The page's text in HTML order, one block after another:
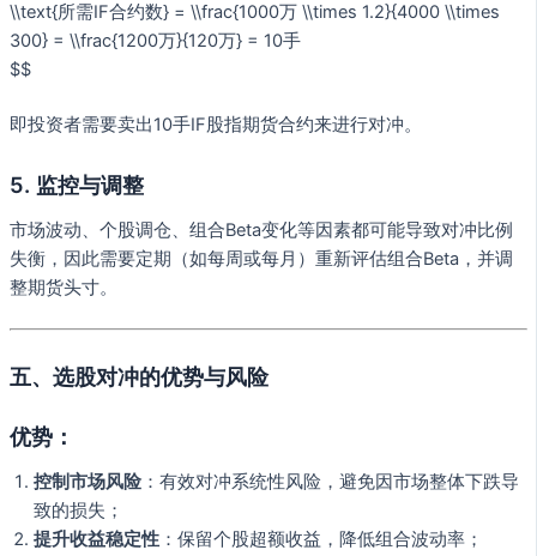
\\text{所需IF合约数} = \\frac{1000万 \\times 1.2}{4000 \\times
300} = \\frac{1200万}{120万} = 10手
$$
即投资者需要卖出10手IF股指期货合约来进行对冲。
5. 监控与调整
市场波动、个股调仓、组合Beta变化等因素都可能导致对冲比例
失衡，因此需要定期（如每周或每月）重新评估组合Beta，并调
整期货头寸。
五、选股对冲的优势与风险
优势：
控制市场风险 ：有效对冲系统性风险，避免因市场整体下跌导
致的损失；
提升收益稳定性 ：保留个股超额收益，降低组合波动率；